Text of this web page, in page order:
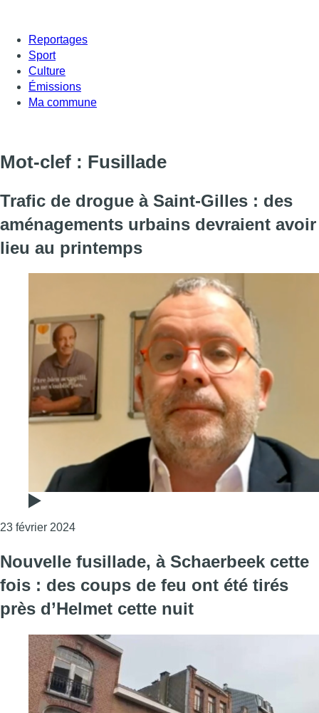
Reportages
Sport
Culture
Émissions
Ma commune
Mot-clef : Fusillade
Trafic de drogue à Saint-Gilles : des
aménagements urbains devraient avoir
lieu au printemps
23 février 2024Consulter l'article "Trafic de drogue à Saint-
Nouvelle fusillade, à Schaerbeek cette
fois : des coups de feu ont été tirés
près d’Helmet cette nuit